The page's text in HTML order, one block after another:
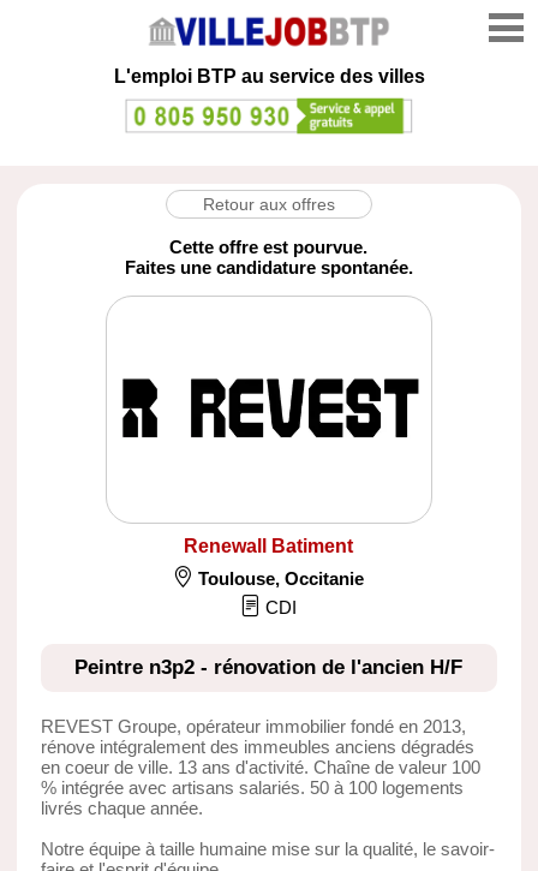
L'emploi BTP au service des villes
Retour aux offres
Cette offre est pourvue.
Faites une candidature spontanée.
Renewall Batiment
Toulouse,Occitanie
CDI
Peintre n3p2 - rénovation de l'ancien H/F
REVEST Groupe, opérateur immobilier fondé en 2013,
rénove intégralement des immeubles anciens dégradés
en coeur de ville. 13 ans d'activité. Chaîne de valeur 100
% intégrée avec artisans salariés. 50 à 100 logements
livrés chaque année.
Notre équipe à taille humaine mise sur la qualité, le savoir-